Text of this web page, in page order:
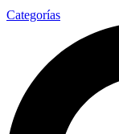
Categorías